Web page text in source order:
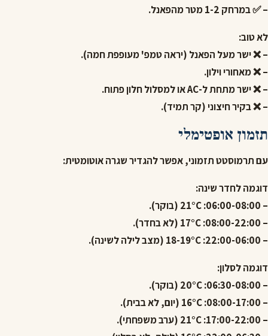
– ✅ במרחק 1-2 מטר מהפאנל.
לא טוב:
– ❌ ישר מעל הפאנל (יראה טמפ' מעופפת חמה).
– ❌ מאחורי וילון.
– ❌ ישר מתחת ל-AC או למסלול חלון פתוח.
– ❌ בקיר חיצוני (קר תמיד).
תזמון אופטימלי
עם תרמוסטט תזמוני, אפשר להגדיר שגרה אוטומטית:
דוגמה לחדר שינה:
– 06:00-08:00: 21°C (בוקר).
– 08:00-22:00: 17°C (לא בחדר).
– 22:00-06:00: 18-19°C (מצב לילה לשינה).
דוגמה לסלון:
– 06:30-08:00: 20°C (בוקר).
– 08:00-17:00: 16°C (יום, לא בבית).
– 17:00-22:00: 21°C (ערב משפחתי).